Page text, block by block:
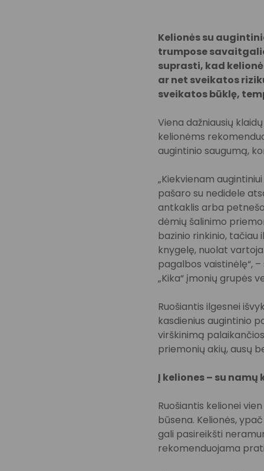
Kelionės su
trumpose
suprasti, kad
ar net sveikatos
sveikatos būklę,
Viena dažniausių
kelionėms
augintinio saugumą,
„Kiekvienam
pašaro su nedidele
antkaklis arba
dėmių šalinimo
bazinio rinkinio,
knygelę, nuolat
pagalbos vaistinėlę“,
„Kika“ įmonių grupės
Ruošiantis ilgesnei
kasdienius augintinio
virškinimą
priemonių akių, ausų
Į keliones – su namų
Ruošiantis kelionei
būsena. Kelionės,
gali pasireikšti
rekomenduojama